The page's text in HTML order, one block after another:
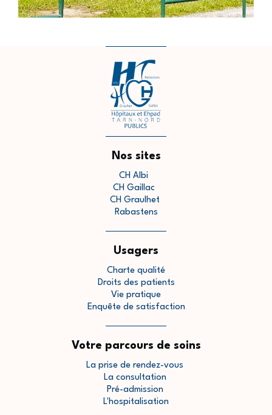
Nos sites
CH Albi
CH Gaillac
CH Graulhet
Rabastens
Usagers
Charte qualité
Droits des patients
Vie pratique
Enquête de satisfaction
Votre parcours de soins
La prise de rendez-vous
La consultation
Pré-admission
L'hospitalisation